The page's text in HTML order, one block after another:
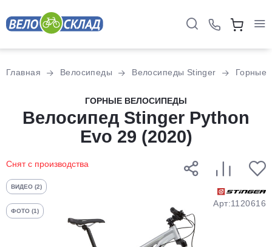
Главная Велосипеды Велосипеды Stinger Горные
ГОРНЫЕ ВЕЛОСИПЕДЫ
Велосипед Stinger Python
Evo 29 (2020)
Снят с производства
ВИДЕО (2)
ФОТО (1)
Арт:1120616
Разбейте
оплатуна части
без переплат
График платежей